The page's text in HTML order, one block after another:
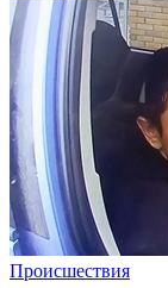
Происшествия